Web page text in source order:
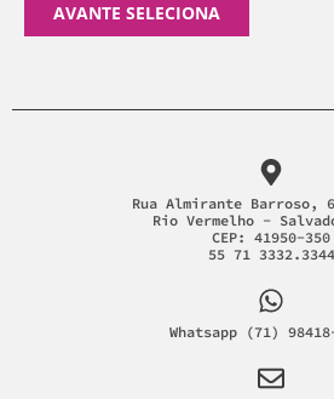
AVANTE SELECIONA
Rua Almirante Barroso,
Rio Vermelho -
CEP: 41950-350
55 71 3332.3344
Whatsapp (71)